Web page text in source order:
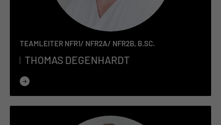
TEAMLEITER NFR1/ NFR2A/ NFR2B, B.SC.
THO­MAS DE­GEN­HARDT